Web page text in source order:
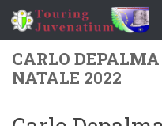
Salta al contenuto
CARLO
NATALE 2022